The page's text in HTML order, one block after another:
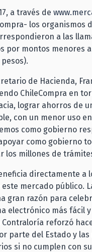
a través de
los organismos
a las
por montos menores
pesos).
de Hacienda,
ChileCompra en
lograr ahorros de
con un menor uso
como gobierno
como gobierno
los millones de
directamente a
mercado público.
gran razón para
electrónico más fácil
reforzó
parte del Estado y
si no cumplen con